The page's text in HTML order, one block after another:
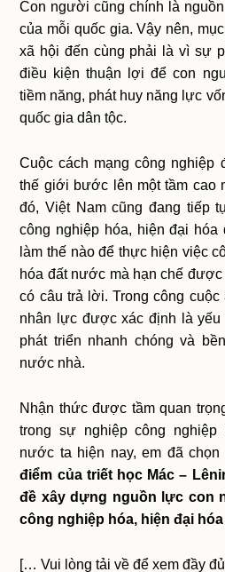
Con người cũng chính là
của mỗi quốc gia. Vậy nên,
xã hội đến cùng phải là vì sự
điều kiện thuận lợi để con
tiềm năng, phát huy năng lực
quốc gia dân tộc.
Cuộc cách mạng công nghiệp
thế giới bước lên một tầm cao
đó, Việt Nam cũng đang tiếp
công nghiệp hóa, hiện đại
làm thế nào để thực hiện việc
hóa đất nước mà hạn chế
có câu trả lời. Trong công
nhân lực được xác định là
phát triển nhanh chóng và
nước nhà.
Nhận thức được tầm quan
trong sự nghiệp công
nước ta hiện nay, em đã chọn
điểm của triết học Mác –
đề xây dựng nguồn lực con
công nghiệp hóa, hiện đại
[… Vui lòng tải về để xem đầy